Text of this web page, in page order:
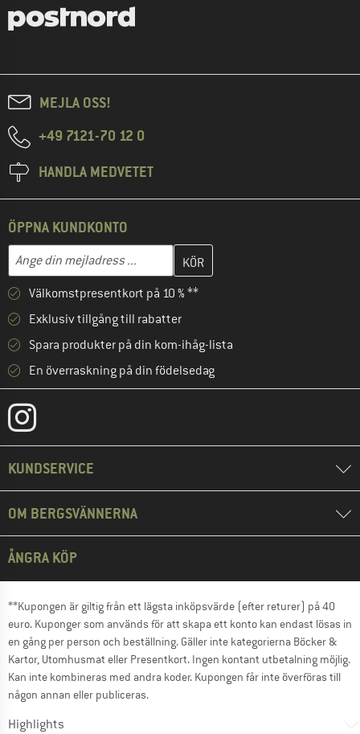
MEJLA OSS!
+49 7121-70 12 0
HANDLA MEDVETET
ÖPPNA KUNDKONTO
Mejladress
Skriv in din e-postadress här och skapa ditt kundkonto i nästa
Välkomstpresentkort på 10 % **
Exklusiv tillgång till rabatter
Spara produkter på din kom-ihåg-lista
En överraskning på din födelsedag
KUNDSERVICE
OM BERGSVÄNNERNA
ÅNGRA KÖP
**Kupongen är giltig från ett lägsta inköpsvärde (efter returer) på 40
euro. Kuponger som används för att skapa ett konto kan endast lösas in
en gång per person och beställning. Gäller inte kategorierna Böcker &
Kartor, Utomhusmat eller Presentkort. Ingen kontant utbetalning möjlig.
Kan inte kombineras med andra koder. Kupongen får inte överföras till
någon annan eller publiceras.
Highlights